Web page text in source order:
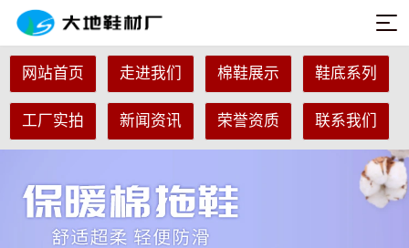
网站首页 走进我们 棉鞋展示 鞋底系列
工厂实拍 新闻资讯 荣誉资质 联系我们